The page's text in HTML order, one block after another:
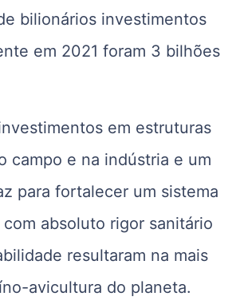
bilionários investimentos
em 2021 foram 3 bilhões
em estruturas
campo e na indústria e um
para fortalecer um sistema
absoluto rigor sanitário
resultaram na mais
avicultura do planeta.